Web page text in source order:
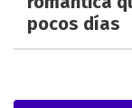
pocos días